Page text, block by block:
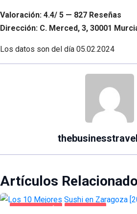
Valoración: 4.4/ 5 — 827 Reseñas
Dirección: C. Merced, 3, 30001
Los datos son del día 05.02.2024
Artículos
GASTRONOMÍA ZARAGOZA